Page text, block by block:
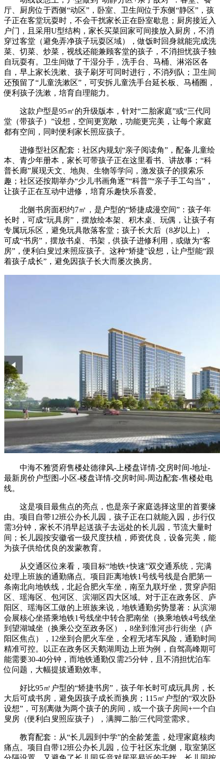
厅、厨房位于西侧“动区”，卧室、卫生间位于东侧“静区”，孩
子正在客堂玩耍时，不会干扰家长正在卧室歇息；厨房接近入
户门，且采用U型结构，家长买菜回家可间接放入厨房，不消
穿过客堂（避免弄净孩子玩耍区域），做饭时回身就能完成洗
菜、切菜、炒菜，视线还能兼顾客堂的孩子，不消担忧孩子独
自玩耍有。卫生间做了干湿分手，洗手台、马桶、淋浴区各
自，早上家长洗漱、孩子刷牙可同时进行，不消列队；卫生间
还预留了“儿童洗漱区”，可安拆儿童洗手台延长板、马桶圈，
便利孩子洗漱，培育自理能力。
这款户型是95㎡的升级版本，针对“二胎家庭”或“三代同
堂（带孩子）”设想，空间更宽敞，功能更完美，让每个家庭
都有空间，同时便利家长照应孩子。
进修型社区配套：社区内规划“亲子阅读角”，配备儿童绘
本、青少年册本，家长可带孩子正在这里看书、讲故事；“科
普长廊”展现天文、地舆、生物等学问，激发孩子的摸索乐
趣；社区还按期举办“少儿书画角逐”“科普”“亲子手工勾当”，
让孩子正在互动中进修，培育乐趣快乐喜爱。
北侧书房面积约7㎡，是户型的“矫捷成漫空间”：孩子年
长时，可成“玩具房”，摆放绘本架、积木桌、玩偶，让孩子有
专属玩乐区，避免玩具散落客堂；孩子长大后（8岁以上），
可成“书房”，摆放书桌、书架，供孩子进修利用，或做为“客
房”，便利白叟过来照应孩子。这种“矫捷”设想，让户型能“跟
着孩子成长”，避免因孩子长大而屡次换房。
中海不雅贤府售楼处德律风-上楼盘详情-交房时间-地址-
最新房价户型图-小区-楼盘详情-交房时间-周边配套-售楼处电
线。
这是项目最焦点的亮点，也是亲子家庭选择这里的首要缘
由。项目自带12班公办长儿园，孩子正在口就能入园，步行仅
需3分钟，家长不消早起送孩子去远处的长儿园，节流大量时
间；长儿园按安徽省一级尺度扶植，师资优良，设备完美，能
为孩子供给优良的发蒙教育。
从交通区位来看，项目标“地铁+快速”双交通系统，完满
处理上班族的通勤痛点。项目距离地铁1号线号线是合肥第一
条南北向地铁线，北起合肥火车坐，南至九联圩坐，贯穿庐阳
区、瑶海区、包河区、滨湖区四大区域。对于正在政务区、庐
阳区、瑶海区工做的上班族来说，地铁通勤劣势显著：从滨湖
会展核心坐搭乘地铁1号线坐中转合肥南坐（换乘地铁4号线坐
到望湖城坐（换乘公交至政务区），8坐到淮河步行街坐（庐
阳区焦点），12坐到合肥火车坐，全程无堵车风险，通勤时间
精准可控。以正在政务区天鹅湖周边上班为例，自驾高峰期可
能需要30-40分钟，而地铁通勤仅需25分钟，且不消担忧泊车
位问题，大幅提拔通勤效率。
好比95㎡户型的“矫捷书房”，孩子年长时可成玩具房，长
大后可成书房，避免因孩子成长而换房；115㎡户型的“双次卧
设想”，可别离做为两个孩子的房间，或一个孩子房间+一个白
叟房（便利白叟照应孩子），满脚二胎/三代同堂需求。
教育配套：从“长儿园到中学”的全龄笼盖，处理家庭核肉
痛点。项目自带12班公办长儿园，位于社区东北侧，取室第区